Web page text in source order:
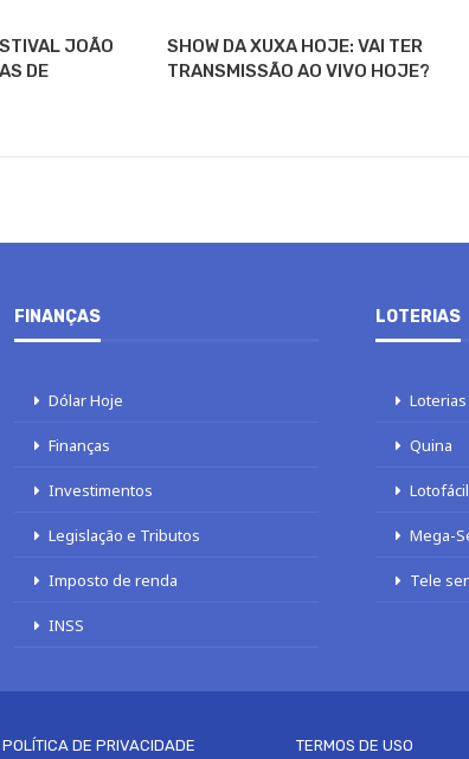
JOÃO
DE
SHOW DA XUXA HOJE: VAI TER
TRANSMISSÃO AO VIVO HOJE?
FINANÇAS
Dólar Hoje
Finanças
Investimentos
Legislação e Tributos
Imposto de renda
INSS
LOTERIAS
Loterias
Quina
Lotofácil
Mega-
Tele
POLÍTICA DE PRIVACIDADE TERMOS DE USO